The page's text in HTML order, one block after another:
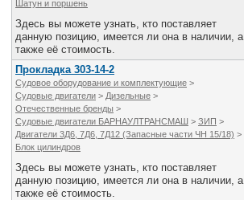
Шатун и поршень
Здесь вы можете узнать, кто поставляет
данную позицию, имеется ли она в наличии, а
также её стоимость.
Прокладка 303-14-2
Судовое оборудование и комплектующие >
Судовые двигатели > Дизельные >
Отечественные бренды >
Судовые двигатели БАРНАУЛТРАНСМАШ > ЗИП >
Двигатели 3Д6, 7Д6, 7Д12 (Запасные части ЧН 15/18) >
Блок цилиндров
Здесь вы можете узнать, кто поставляет
данную позицию, имеется ли она в наличии, а
также её стоимость.